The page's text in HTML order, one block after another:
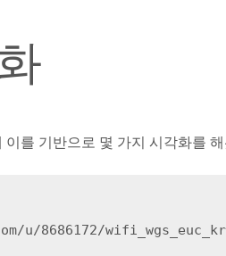
이를 기반으로 몇 가지 시각화를
u/8686172/